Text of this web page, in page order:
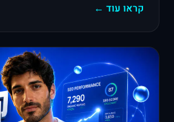
קראו עוד ←